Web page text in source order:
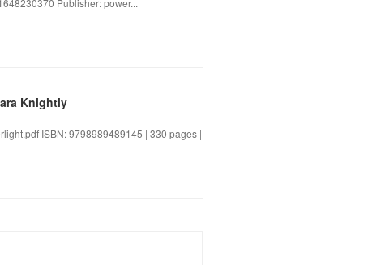
Publisher: power...
Knightly
ISBN: 9798989489145 | 330 pages |